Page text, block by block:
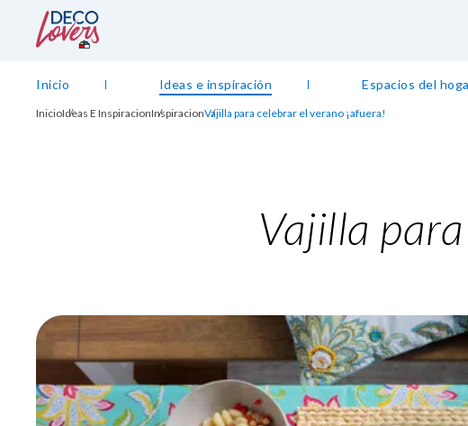
Inicio Ideas e inspiración Espacios del
InicioIdeas E InspiracionInspiracionVajilla para celebrar el verano ¡afuera!
Vajilla